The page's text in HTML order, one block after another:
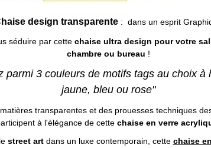
design transparente: dans un esprit
séduire par cettechaise ultra design pour votre
chambre ou bureau !
parmi 3 couleurs de motifs tags au choix à
jaune, bleu ou rose"
transparentes et des prouesses techniques
à l'élégance de cettechaise en verre
street artdans un luxe contemporain, cette chaise